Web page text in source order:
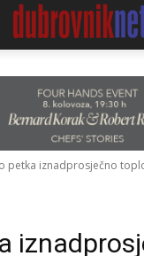
petka iznadprosječno